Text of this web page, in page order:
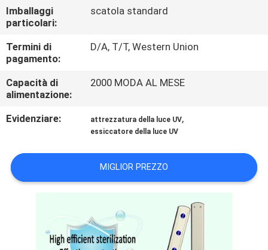
CONTATTICI
NOTIZIE
RICHIEDA
UNA
MAPPA
Imballaggi
particolari:
scatola standard
Termini di
pagamento:
D/A, T/T, Western Union
Capacità di
alimentazione:
2000 MODA AL MESE
Evidenziare: attrezzatura della luce UV,
essiccatore della luce UV
MIGLIOR PREZZO